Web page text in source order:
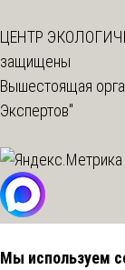
ЦЕНТР
защищены
Вышестоящая
Экспертов"
Мы используем